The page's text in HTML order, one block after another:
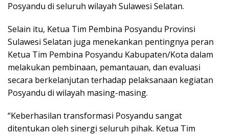
Posyandu di seluruh wilayah Sulawesi Selatan.
Selain itu, Ketua Tim Pembina Posyandu Provinsi
Sulawesi Selatan juga menekankan pentingnya peran
Ketua Tim Pembina Posyandu Kabupaten/Kota dalam
melakukan pembinaan, pemantauan, dan evaluasi
secara berkelanjutan terhadap pelaksanaan kegiatan
Posyandu di wilayah masing-masing.
“Keberhasilan transformasi Posyandu sangat
ditentukan oleh sinergi seluruh pihak. Ketua Tim